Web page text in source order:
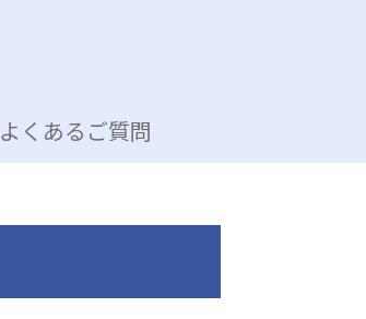
よくあるご質問